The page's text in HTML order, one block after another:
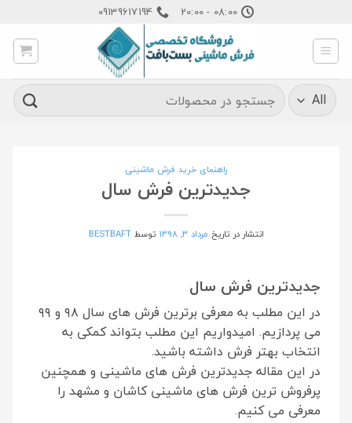
content
08:00 - 20:00
09139617194
جستجو
برای:
راهنمای خرید فرش ماشینی
جدیدترین فرش سال
انتشار در تاریخ مرداد 3, 1398 توسطBESTBAFT
جدیدترین فرش سال
در این مطلب به معرفی برترین فرش های سال ۹۸ و ۹۹
می پردازیم. امیدواریم این مطلب بتواند کمکی به
انتخاب بهتر فرش داشته باشید.
در این مقاله جدیدترین فرش های ماشینی و همچنین
پرفروش ترین فرش های ماشینی کاشان و مشهد را
معرفی می کنیم.